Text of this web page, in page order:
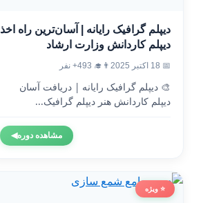
دیپلم گرافیک رایانه | آسان‌ترین راه اخذ
دیپلم کاردانش وزارت ارشاد
📅 18 اکتبر 2025 👨‍🎓 493+ نفر
🎨 دیپلم گرافیک رایانه | دریافت آسان
دیپلم کاردانش هنر دیپلم گرافیک...
مشاهده دوره◀
⭐ ویژه